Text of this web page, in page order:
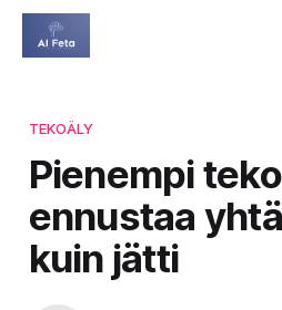
TEKOÄLY
Pienempi
ennustaa
kuin jätti